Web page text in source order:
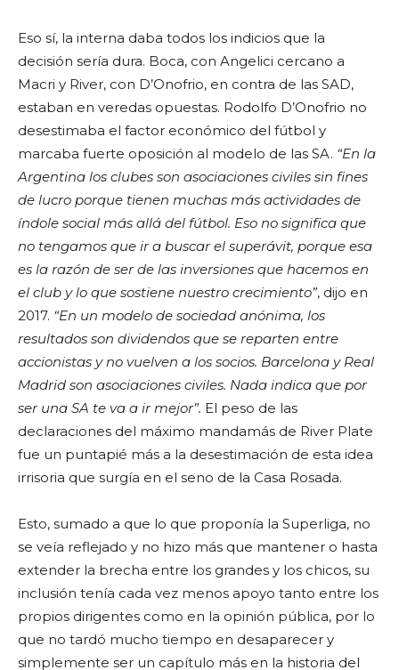
Eso sí, la interna daba todos los indicios que la
decisión sería dura. Boca, con Angelici cercano a
Macri y River, con D’Onofrio, en contra de las SAD,
estaban en veredas opuestas. Rodolfo D’Onofrio no
desestimaba el factor económico del fútbol y
marcaba fuerte oposición al modelo de las SA. “En la
Argentina los clubes son asociaciones civiles sin fines
de lucro porque tienen muchas más actividades de
índole social más allá del fútbol. Eso no significa que
no tengamos que ir a buscar el superávit, porque esa
es la razón de ser de las inversiones que hacemos en
el club y lo que sostiene nuestro crecimiento”, dijo en
2017. “En un modelo de sociedad anónima, los
resultados son dividendos que se reparten entre
accionistas y no vuelven a los socios. Barcelona y Real
Madrid son asociaciones civiles. Nada indica que por
ser una SA te va a ir mejor”. El peso de las
declaraciones del máximo mandamás de River Plate
fue un puntapié más a la desestimación de esta idea
irrisoria que surgía en el seno de la Casa Rosada.
Esto, sumado a que lo que proponía la Superliga, no
se veía reflejado y no hizo más que mantener o hasta
extender la brecha entre los grandes y los chicos, su
inclusión tenía cada vez menos apoyo tanto entre los
propios dirigentes como en la opinión pública, por lo
que no tardó mucho tiempo en desaparecer y
simplemente ser un capítulo más en la historia del